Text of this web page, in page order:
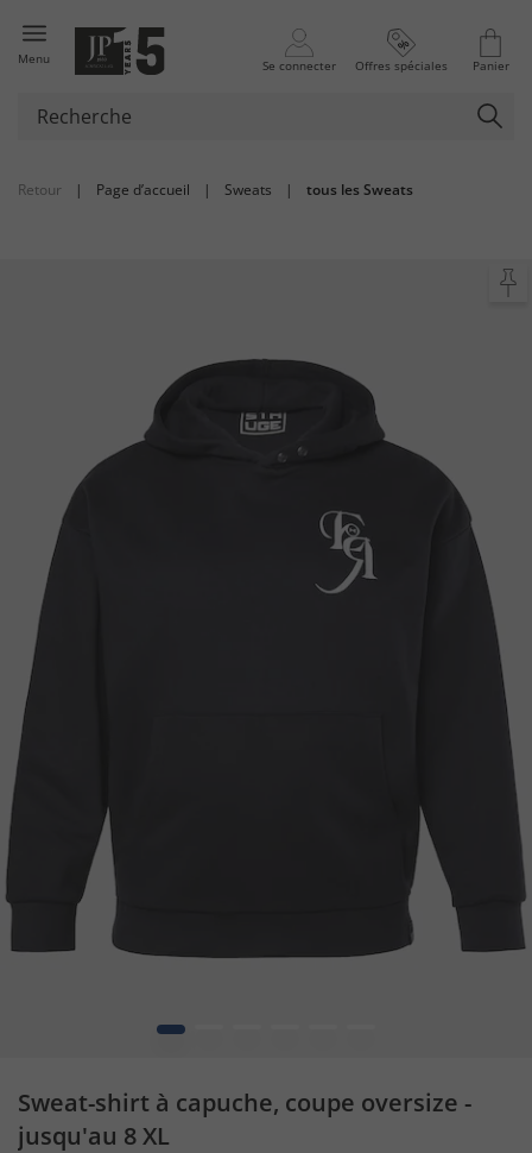
Menu Se connecter Offres spéciales Panier
Retour | Page d’accueil | Sweats | tous les Sweats
1
Sweat-shirt à capuche, coupe oversize -
jusqu'au 8 XL